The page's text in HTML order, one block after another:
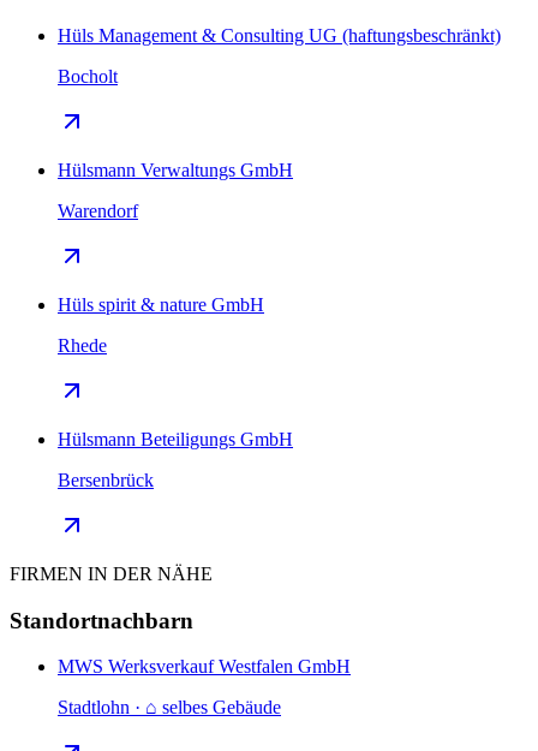
Hüls Management & Consulting UG (haftungsbeschränkt)
Bocholt
Hülsmann Verwaltungs GmbH
Warendorf
Hüls spirit & nature GmbH
Rhede
Hülsmann Beteiligungs GmbH
Bersenbrück
FIRMEN IN DER NÄHE
Standortnachbarn
MWS Werksverkauf Westfalen GmbH
Stadtlohn · ⌂ selbes Gebäude